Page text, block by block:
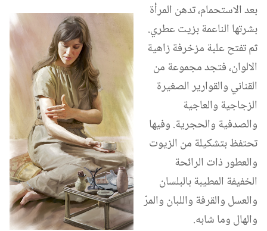
بعد الاستحمام،‏ تدهن المرأة
بشرتها الناعمة بزيت عطري.‏
ثم تفتح علبة مزخرفة زاهية
الالوان،‏ فتجد مجموعة من
القناني والقوارير الصغيرة
الزجاجية والعاجية
والصدفية والحجرية.‏ وفيها
تحتفظ بتشكيلة من الزيوت
والعطور ذات الرائحة
الخفيفة المطيبة بالبلسان
والعسل والقرفة واللبان والمرّ
والهال وما شابه.‏